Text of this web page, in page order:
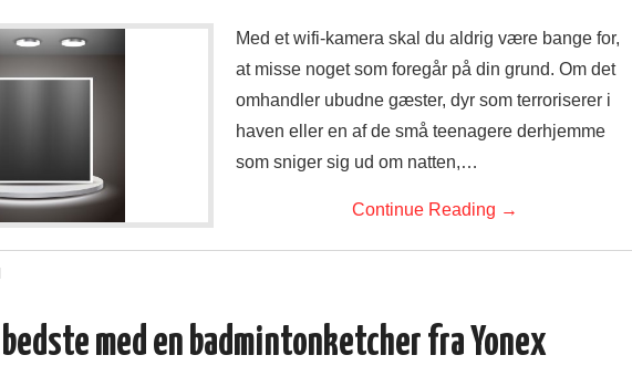
Med et wifi-kamera skal du aldrig være bange for,
at misse noget som foregår på din grund. Om det
omhandler ubudne gæster, dyr som terroriserer i
haven eller en af de små teenagere derhjemme
som sniger sig ud om natten,…
Continue Reading →
med en badmintonketcher fra Yonex